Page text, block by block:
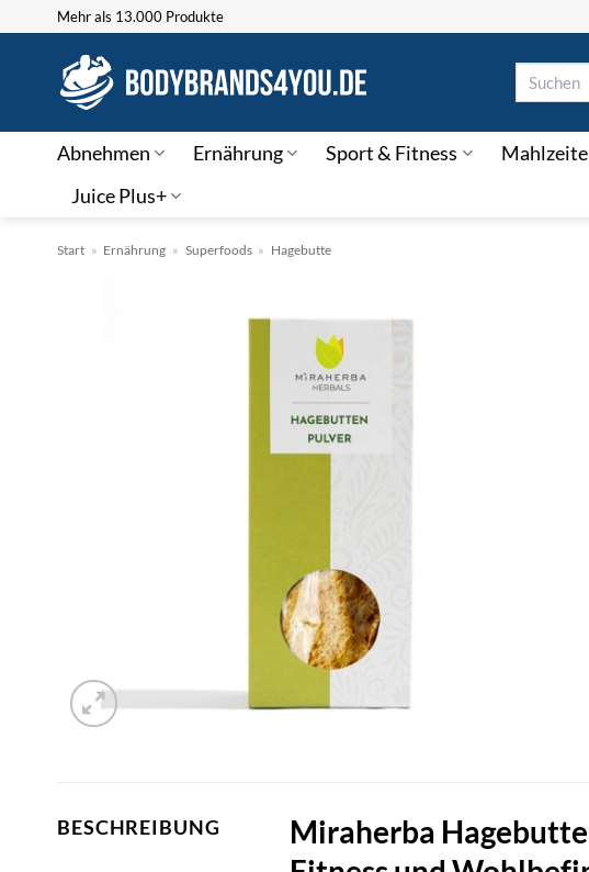
springen
Mehr als 13.000 Produkte
Abnehmen Ernährung Sport & Fitness
Juice Plus+
Start » Ernährung » Superfoods » Hagebutte
BESCHREIBUNG
Miraherba